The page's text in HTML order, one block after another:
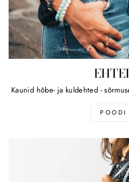
Kaunid hõbe- ja kuldehted -
POODI